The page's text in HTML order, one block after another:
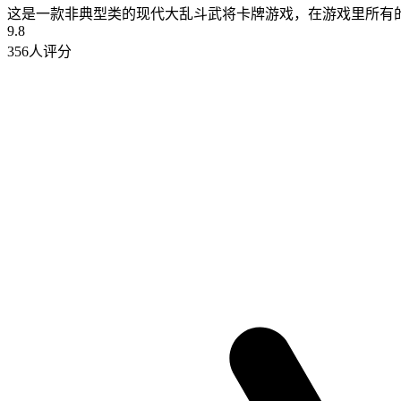
这是一款非典型类的现代大乱斗武将卡牌游戏，在游戏里所有
9.8
356人评分